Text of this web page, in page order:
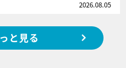
2026.08.05
と見る